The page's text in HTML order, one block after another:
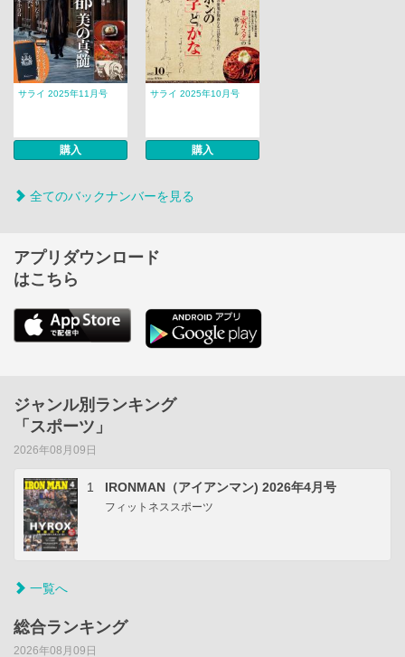
サライ 2025年11月号
購入
サライ 2025年10月号
購入
全てのバックナンバーを見る
アプリダウンロード
はこちら
ジャンル別ランキング
「スポーツ」
2026年08月09日
1 IRONMAN（アイアンマン) 2026年4月号
フィットネススポーツ
一覧へ
総合ランキング
2026年08月09日